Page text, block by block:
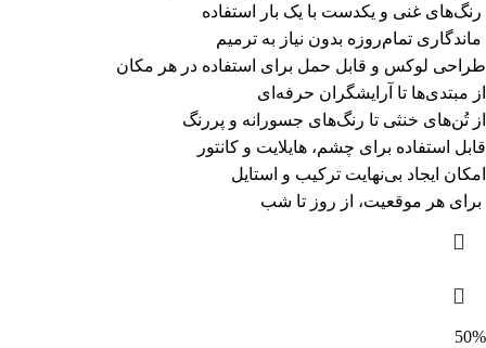
رنگ‌های غنی و یکدست با یک بار استفاده
ماندگاری تمام‌روزه بدون نیاز به ترمیم
طراحی لوکس و قابل حمل برای استفاده در هر مکان
از مبتدی‌ها تا آرایشگران حرفه‌ای
از تُن‌های خنثی تا رنگ‌های جسورانه و پررنگ
قابل استفاده برای چشم، هایلایت و کانتور
امکان ایجاد بی‌نهایت ترکیب و استایل
برای هر موقعیت، از روز تا شب
50%